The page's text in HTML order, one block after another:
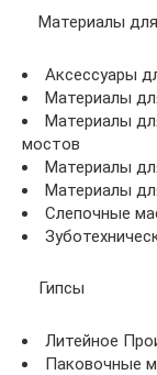
Материалы
Аксессуары
Материалы
Материалы
мостов
Материалы
Материалы
Слепочные
Гипсы
Литейное
Паковочные